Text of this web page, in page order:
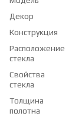
Декор
Конструкция
Расположение
стекла
Свойства
стекла
Толщина
полотна